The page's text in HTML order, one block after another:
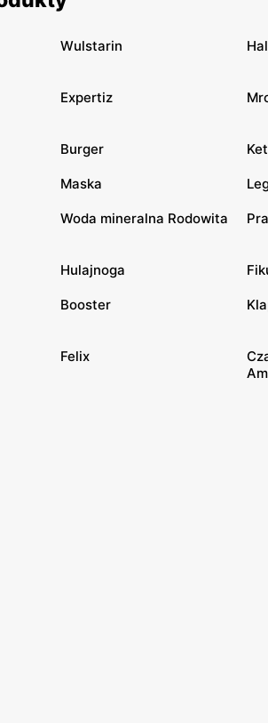
Wulstarin
Expertiz
Burger
Maska
Woda mineralna Rodowita
Hulajnoga
Booster
Felix